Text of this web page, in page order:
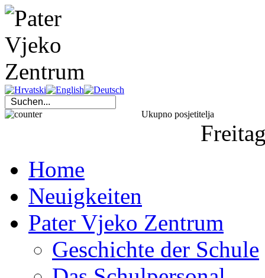
Ukupno posjetitelja
Home
Neuigkeiten
Pater Vjeko Zentrum
Geschichte der Schule